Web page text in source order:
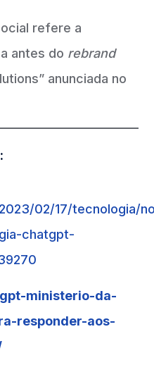
refere a
antes do rebrand
anunciada no
02/17/tecnologia/
chatgpt-
ministerio-da-
responder-aos-